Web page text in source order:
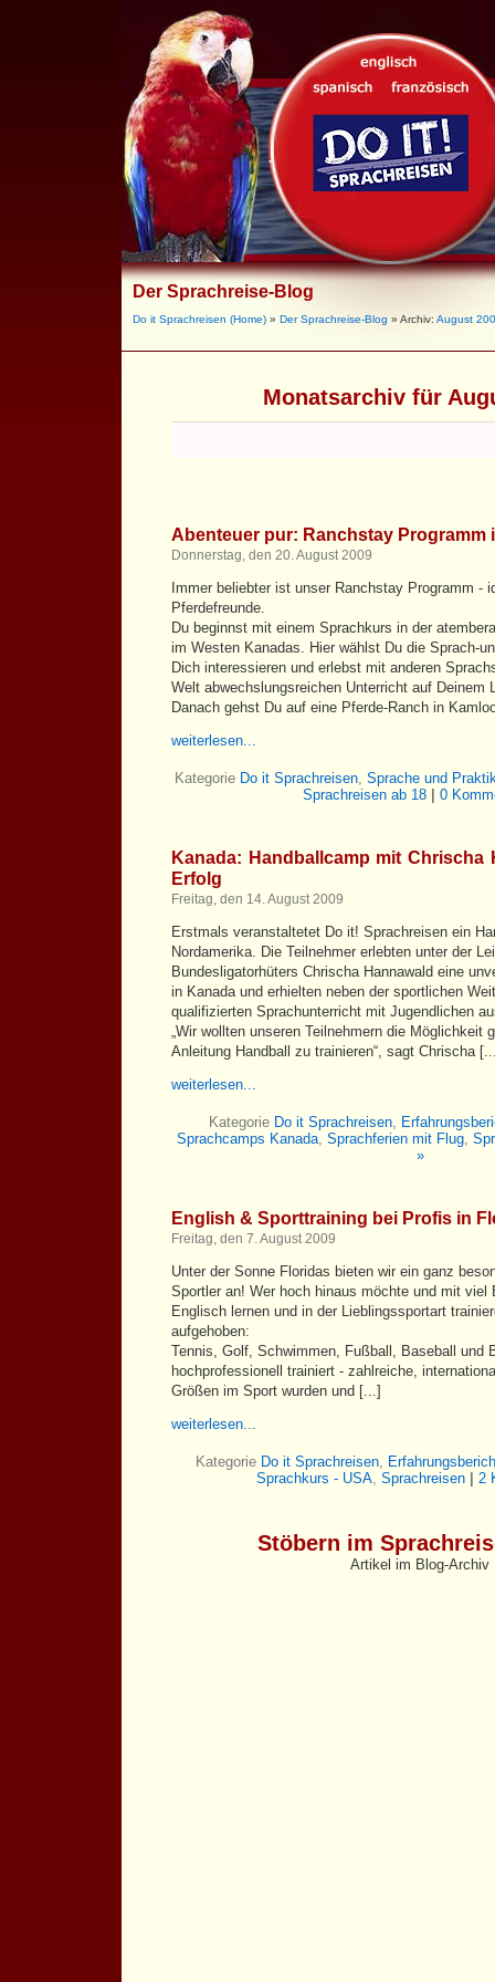
Der Sprachreise-Blog
Do it Sprachreisen (Home) » Der Sprachreise-Blog » Archiv: August
Monatsarchiv für
Abenteuer pur: Ranchstay Programm
Donnerstag, den 20. August 2009
Immer beliebter ist unser Ranchstay Programm -
Pferdefreunde.
Du beginnst mit einem Sprachkurs in der
im Westen Kanadas. Hier wählst Du die Sprach-
Dich interessieren und erlebst mit anderen
Welt abwechslungsreichen Unterricht auf Deinem
Danach gehst Du auf eine Pferde-Ranch in
weiterlesen...
Kategorie Do it Sprachreisen, Sprache und
Sprachreisen ab 18
0
Kanada: Handballcamp mit Chrischa
Erfolg
Freitag, den 14. August 2009
Erstmals veranstaltetet Do it! Sprachreisen ein
Nordamerika. Die Teilnehmer erlebten unter der
Bundesligatorhüters Chrischa Hannawald eine
in Kanada und erhielten neben der sportlichen
qualifizierten Sprachunterricht mit Jugendlichen
„Wir wollten unseren Teilnehmern die Möglichkeit
Anleitung Handball zu trainieren“, sagt Chrischa
weiterlesen...
Kategorie Do it Sprachreisen,
Sprachcamps Kanada, Sprachferien mit Flug,
»
English & Sporttraining bei Profis in
Freitag, den 7. August 2009
Unter der Sonne Floridas bieten wir ein ganz
Sportler an! Wer hoch hinaus möchte und mit viel
Englisch lernen und in der Lieblingssportart
aufgehoben:
Tennis, Golf, Schwimmen, Fußball, Baseball und
hochprofessionell trainiert - zahlreiche,
Größen im Sport wurden und [...]
weiterlesen...
Kategorie Do it Sprachreisen,
Sprachkurs - USA, Sprachreisen 2
Stöbern im
Artikel im Blog-Archiv